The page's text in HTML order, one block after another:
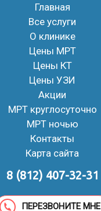
Главная
Все услуги
О клинике
Цены МРТ
Цены КТ
Цены УЗИ
Акции
МРТ круглосуточно
МРТ ночью
Контакты
Карта сайта
8 (812) 407-32-31
ПЕРЕЗВОНИТЕ МНЕ